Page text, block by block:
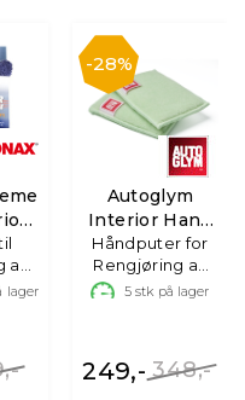
lager
28%
Autoglym
Interior Hand
Pads 2 pk.
Håndputer for
Rengjøring av
Interiør
5 stk på lager
348,-
249,-